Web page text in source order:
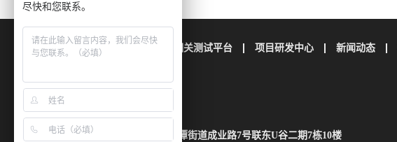
公司简介 相关测试平台 项目研发中心 新闻动态
地址：四川省成都市成华区龙潭街道成业路7号联东U谷二期7栋10楼
尽快和您联系。